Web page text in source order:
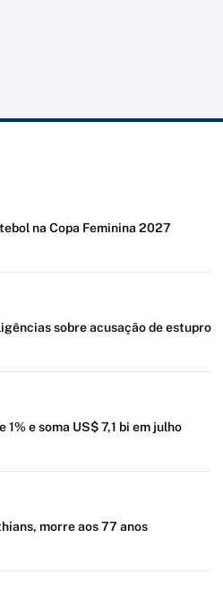
na Copa Feminina 2027
sobre acusação de estupro
e soma US$ 7,1 bi em julho
morre aos 77 anos